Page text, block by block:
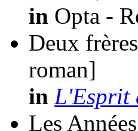
in Opta -
Deux
roman]
in L'Esprit
Les